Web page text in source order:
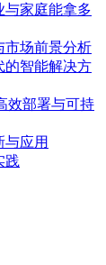
与家庭能拿多
市场前景分析
的智能解决方
效部署与可持
应用
践